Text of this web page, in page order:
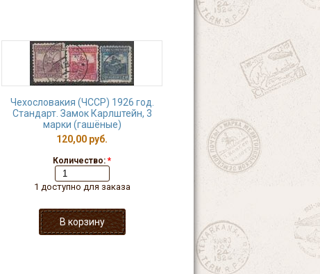
Чехословакия (ЧССР) 1926 год.
Стандарт. Замок Карлштейн, 3
марки (гашёные)
120,00 руб.
Количество: *
1 доступно для заказа